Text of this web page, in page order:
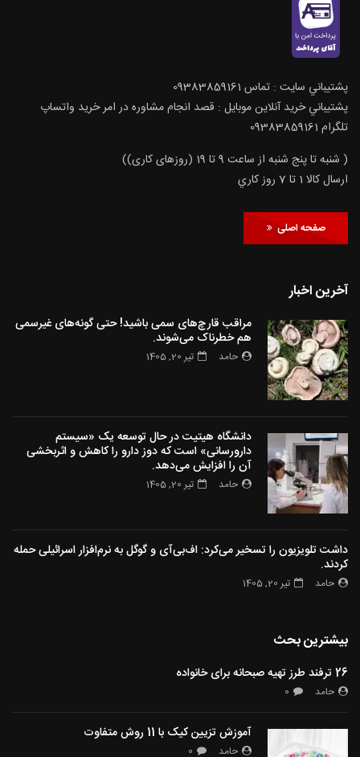
پشتيباني سايت : تماس 09383859161
پشتيباني خريد آنلاين موبايل : قصد انجام مشاوره در امر خرید واتساپ
تلگرام 09383859161
( شنبه تا پنج شنبه از ساعت 9 تا 19 (روزهای کاری))
ارسال كالا 1 تا 7 روز كاري
صفحه اصلی
آخرین اخبار
مراقب قارچ‌های سمی باشید! حتی گونه‌های غیرسمی
هم خطرناک می‌شوند.
حامد تیر 20, 1405
دانشگاه هیتیت در حال توسعه یک «سیستم
دارورسانی» است که دوز دارو را کاهش و اثربخشی
آن را افزایش می‌دهد.
حامد تیر 20, 1405
داشت تلویزیون را تسخیر می‌کرد: اف‌بی‌آی و گوگل به نرم‌افزار اسرائیلی حمله
کردند.
حامد تیر 20, 1405
بیشترین بحث
26 ترفند طرز تهیه صبحانه برای خانواده
حامد 0
آموزش تزیین کیک با 11 روش متفاوت
حامد 0